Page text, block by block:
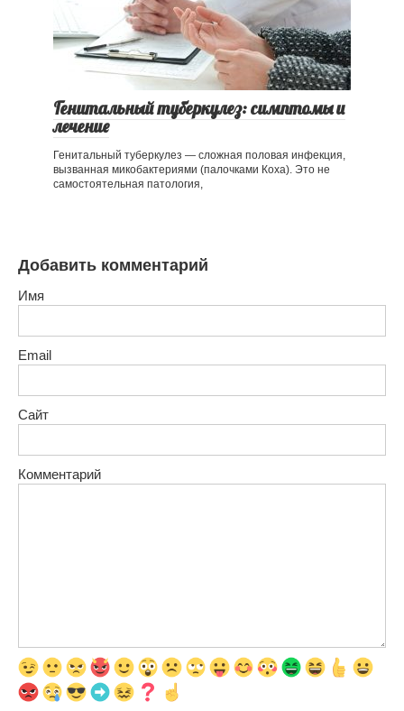
Генитальный туберкулез: симптомы и
лечение
Генитальный туберкулез — сложная половая инфекция,
вызванная микобактериями (палочками Коха). Это не
самостоятельная патология,
Добавить комментарий
Имя
Email
Сайт
Комментарий